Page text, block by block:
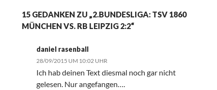
15 GEDANKEN ZU „2.BUNDESLIGA: TSV 1860
MÜNCHEN VS. RB LEIPZIG 2:2“
daniel rasenball
28/09/2015 UM 10:02 UHR
Ich hab deinen Text diesmal noch gar nicht
gelesen. Nur angefangen….